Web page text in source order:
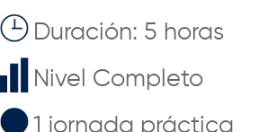
Duración: 5 horas
Nivel Completo
1 jornada práctica